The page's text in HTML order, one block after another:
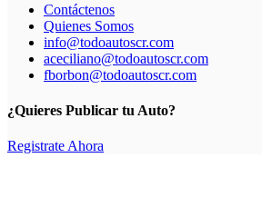
Contáctenos
Quienes Somos
info@todoautoscr.com
aceciliano@todoautoscr.com
fborbon@todoautoscr.com
¿Quieres Publicar tu Auto?
Registrate Ahora